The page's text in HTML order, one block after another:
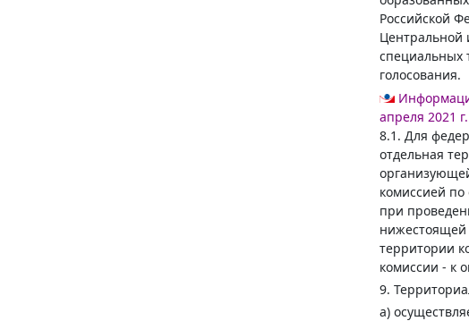
Российской
Центральной
специальных
голосования.
апреля 2021
8.1. Для
отдельная
комиссией
при
нижестоящей
территории
комиссии - к
9.
а)